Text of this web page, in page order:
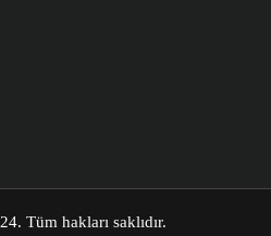
Tüm hakları saklıdır.